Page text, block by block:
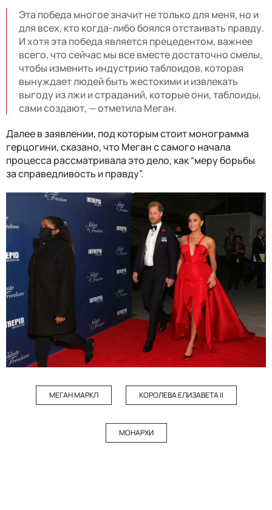
Эта победа многое значит не только для меня, но и
для всех, кто когда-либо боялся отстаивать правду.
И хотя эта победа является прецедентом, важнее
всего, что сейчас мы все вместе достаточно смелы,
чтобы изменить индустрию таблоидов, которая
вынуждает людей быть жестокими и извлекать
выгоду из лжи и страданий, которые они, таблоиды,
сами создают, — отметила Меган.
Далее в заявлении, под которым стоит монограмма
герцогини, сказано, что Меган с самого начала
процесса рассматривала это дело, как “меру борьбы
за справедливость и правду”.
МЕГАН МАРКЛ КОРОЛЕВА ЕЛИЗАВЕТА II
МОНАРХИ